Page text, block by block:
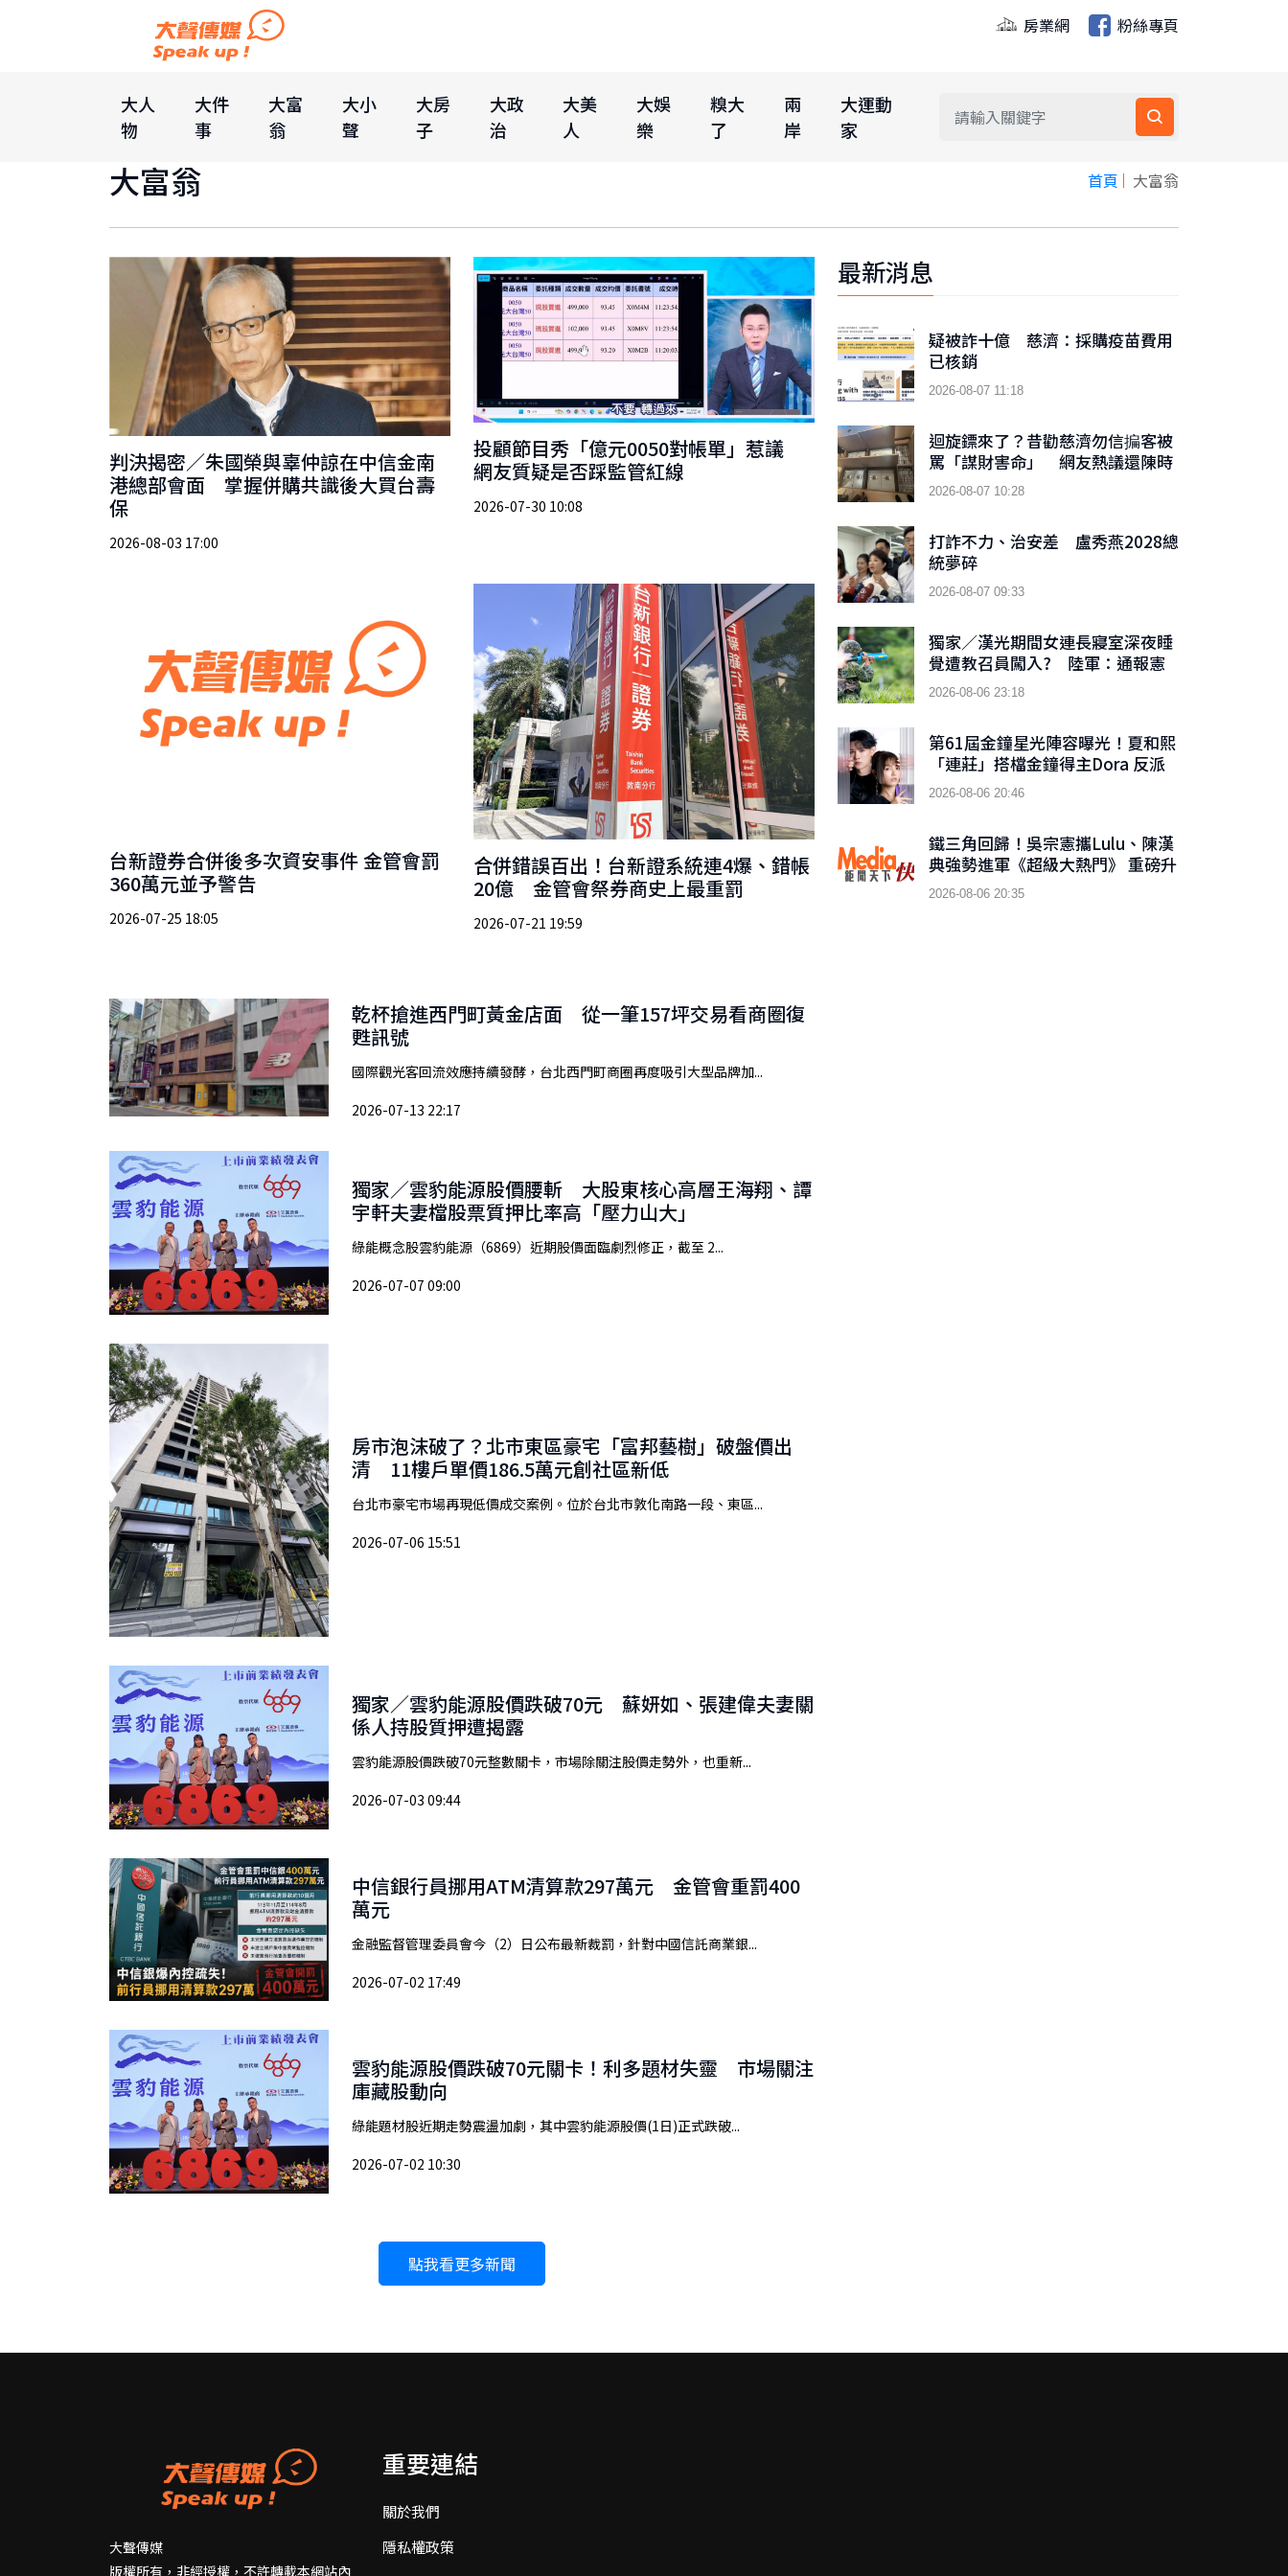
房業網 粉絲專頁
大人
物
大件
事
大富
翁
大小
聲
大房
子
大政
治
大美
人
大娛
樂
糗大
了
兩
岸
大運動
家
大富翁 首頁 大富翁
判決揭密／朱國榮與辜仲諒在中信金南
港總部會面 掌握併購共識後大買台壽
保
2026-08-03 17:00
投顧節目秀「億元0050對帳單」惹議
網友質疑是否踩監管紅線
2026-07-30 10:08
台新證券合併後多次資安事件 金管會罰
360萬元並予警告
2026-07-25 18:05
合併錯誤百出！台新證系統連4爆、錯帳
20億 金管會祭券商史上最重罰
2026-07-21 19:59
乾杯搶進西門町黃金店面 從一筆157坪交易看商圈復
甦訊號
國際觀光客回流效應持續發酵，台北西門町商圈再度吸引大型品牌加...
2026-07-13 22:17
獨家／雲豹能源股價腰斬 大股東核心高層王海翔、譚
宇軒夫妻檔股票質押比率高「壓力山大」
綠能概念股雲豹能源（6869）近期股價面臨劇烈修正，截至 2...
2026-07-07 09:00
房市泡沫破了？北市東區豪宅「富邦藝樹」破盤價出
清 11樓戶單價186.5萬元創社區新低
台北市豪宅市場再現低價成交案例。位於台北市敦化南路一段、東區...
2026-07-06 15:51
獨家／雲豹能源股價跌破70元 蘇妍如、張建偉夫妻關
係人持股質押遭揭露
雲豹能源股價跌破70元整數關卡，市場除關注股價走勢外，也重新...
2026-07-03 09:44
中信銀行員挪用ATM清算款297萬元 金管會重罰400
萬元
金融監督管理委員會今（2）日公布最新裁罰，針對中國信託商業銀...
2026-07-02 17:49
雲豹能源股價跌破70元關卡！利多題材失靈 市場關注
庫藏股動向
綠能題材股近期走勢震盪加劇，其中雲豹能源股價(1日)正式跌破...
2026-07-02 10:30
點我看更多新聞
最新消息
疑被詐十億 慈濟：採購疫苗費用
已核銷
2026-08-07 11:18
迴旋鏢來了？昔勸慈濟勿信揙客被
罵「謀財害命」 網友熱議還陳時
中公道
2026-08-07 10:28
打詐不力、治安差 盧秀燕2028總
統夢碎
2026-08-07 09:33
獨家／漢光期間女連長寢室深夜睡
覺遭教召員闖入? 陸軍：通報憲
兵隊偵辦
2026-08-06 23:18
第61屆金鐘星光陣容曝光！夏和熙
「連莊」搭檔金鐘得主Dora 反派
男神首接主持棒搭檔木木
2026-08-06 20:46
鐵三角回歸！吳宗憲攜Lulu、陳漢
典強勢進軍《超級大熱門》 重磅升
級「巨星秀」
2026-08-06 20:35
大聲傳媒
版權所有，非經授權，不許轉載本網站內
重要連結
關於我們
隱私權政策